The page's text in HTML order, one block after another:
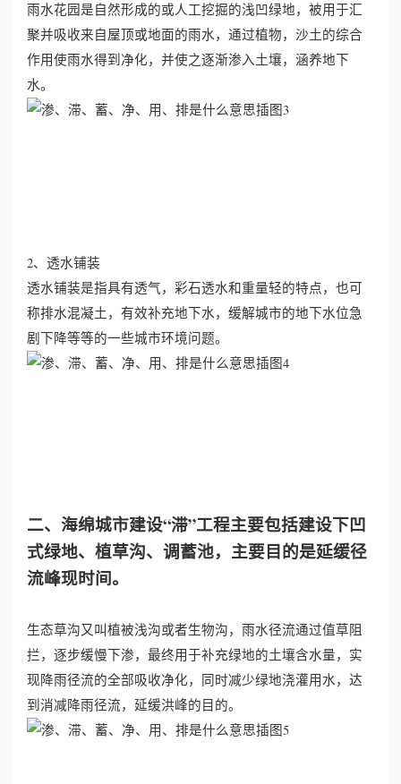
雨水花园是自然形成的或人工挖掘的浅凹绿地，被用于汇
聚并吸收来自屋顶或地面的雨水，通过植物，沙土的综合
作用使雨水得到净化，并使之逐渐渗入土壤，涵养地下
水。
2、透水铺装
透水铺装是指具有透气，彩石透水和重量轻的特点，也可
称排水混凝土，有效补充地下水，缓解城市的地下水位急
剧下降等等的一些城市环境问题。
二、海绵城市建设“滞”工程主要包括建设下凹
式绿地、植草沟、调蓄池，主要目的是延缓径
流峰现时间。
生态草沟又叫植被浅沟或者生物沟，雨水径流通过值草阻
拦，逐步缓慢下渗，最终用于补充绿地的土壤含水量，实
现降雨径流的全部吸收净化，同时减少绿地浇灌用水，达
到消减降雨径流，延缓洪峰的目的。